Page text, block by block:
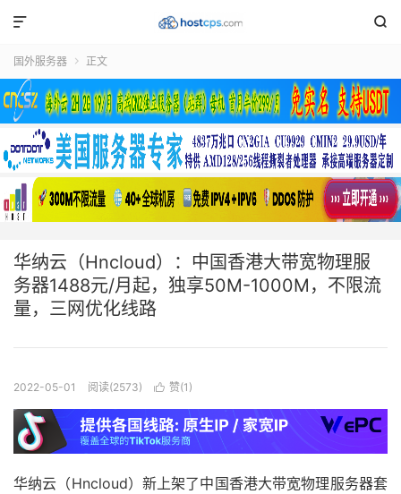


国外服务器  正文
华纳云（Hncloud）：中国香港大带宽物理服
务器1488元/月起，独享50M-1000M，不限流
量，三网优化线路
2022-05-01 阅读(2573)  赞(1 )
华纳云（Hncloud）新上架了中国香港大带宽物理服务器套